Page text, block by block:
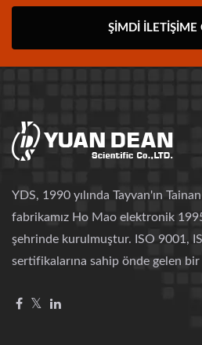
ŞIMDI İLETIŞIME
YDS, 1990 yılında Tayvan'ın
fabrikamız Ho Mao elektronik
şehrinde kurulmuştur. ISO 9001,
sertifikalarına sahip önde gelen